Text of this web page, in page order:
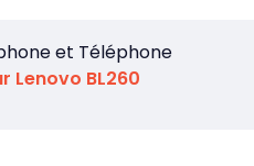
et Téléphone
Lenovo BL260